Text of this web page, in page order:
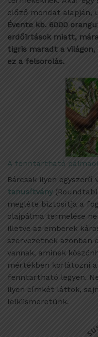
előző mondat alapján,
Évente kb. 6000
erdőirtások miatt,
tigris maradt a világon,
ez a felsorolás.
A fenntartható
Bárcsak ilyen egyszerű
tanusítvány
megléte biztosítja a
olajpálma termelése
illetve az emberek
szervezetnek azonban
vannak, aminek
mértékben korlátozni
fenntartható legyen.
ilyen címkét láttok,
lelkiismeretünk.